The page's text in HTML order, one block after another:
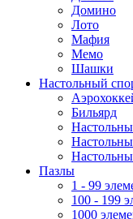
Домино
Лото
Мафия
Мемо
Шашки
Настольный
Бильярд
Пазлы
1 - 99
100 - 199
1000